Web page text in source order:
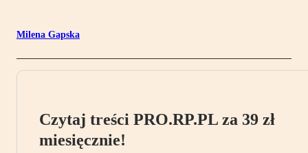
Milena Gapska
Czytaj treści PRO.RP.PL za 39 zł
miesięcznie!